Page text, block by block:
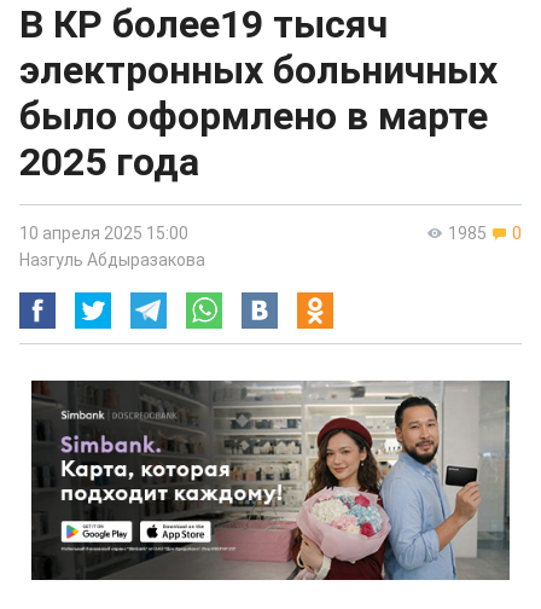
В КР более19 тысяч
электронных больничных
было оформлено в марте
2025 года
1985 0
10 апреля 2025 15:00
Назгуль Абдыразакова